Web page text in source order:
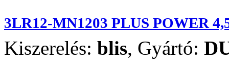
3LR12-MN1203 PLUS POWER
Kiszerelés: blis, Gyártó: